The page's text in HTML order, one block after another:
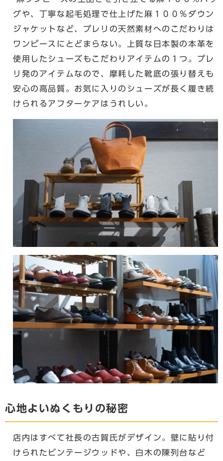
グや、丁寧な起毛処理で仕上げた麻１００％ダウン
ジャケットなど、プレリの天然素材へのこだわりは
ワンピースにとどまらない。上質な日本製の本革を
使用したシューズもこだわりアイテムの１つ。プレ
リ発のアイテムなので、摩耗した靴底の張り替えも
安心の高品質。お気に入りのシューズが長く履き続
けられるアフターケアはうれしい。
心地よいぬくもりの秘密
店内はすべて社長の古賀氏がデザイン。壁に貼り付
けられたビンテージウッドや、白木の陳列台など